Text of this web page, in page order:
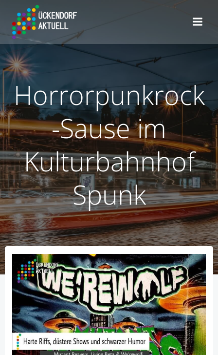
Horrorpunkrock
-Sause im
Kulturbahnhof
Spunk